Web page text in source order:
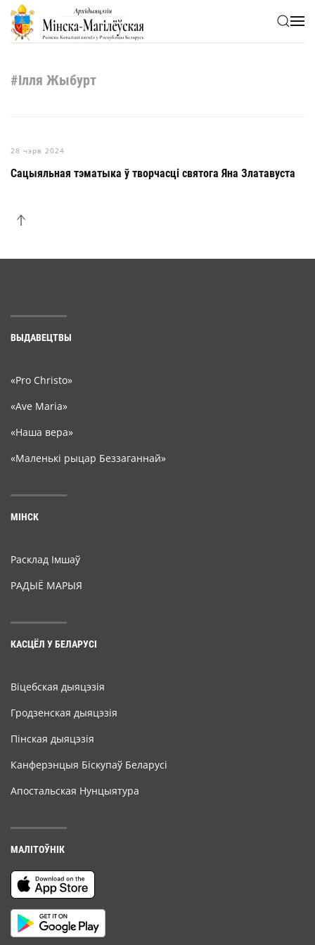
Skip to main content
#Ілля Жыбурт
28 чэрв 2024
Сацыяльная тэматыка ў творчасці святога Яна Златавуста
ВЫДАВЕЦТВЫ
«Pro Christo»
«Ave Maria»
«Наша вера»
«Маленькі рыцар Беззаганнай»
МІНСК
Расклад Імшаў
РАДЫЁ МАРЫЯ
КАСЦЁЛ У БЕЛАРУСІ
Віцебская дыяцэзія
Гродзенская дыяцэзія
Пінская дыяцэзія
Канферэнцыя Біскупаў Беларусі
Апостальская Нунцыятура
МАЛІТОЎНІК